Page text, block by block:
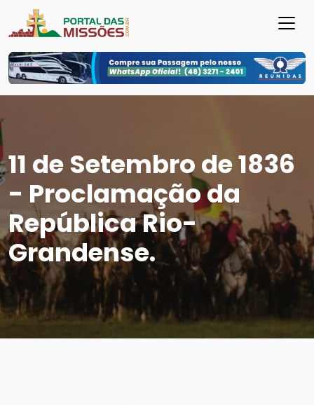
11 de Setembro de 1836
- Proclamação da
República Rio-
Grandense.